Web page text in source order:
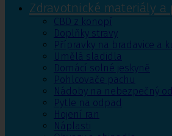
Zdravotnické materiály a
CBD z konopí
Doplňky stravy
Přípravky na bradavice a
Umělá sladidla
Domácí solné jeskyně
Pohlcovače pachu
Nádoby na nebezpečný
Pytle na odpad
Hojení ran
Náplasti